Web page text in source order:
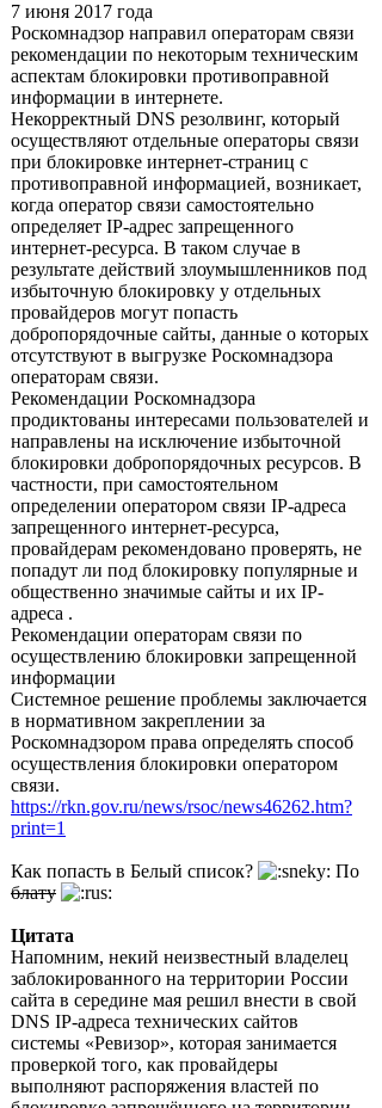
7 июня 2017 года
Роскомнадзор направил операторам связи
рекомендации по некоторым техническим
аспектам блокировки противоправной
информации в интернете.
Некорректный DNS резолвинг, который
осуществляют отдельные операторы связи
при блокировке интернет-страниц с
противоправной информацией, возникает,
когда оператор связи самостоятельно
определяет IP-адрес запрещенного
интернет-ресурса. В таком случае в
результате действий злоумышленников под
избыточную блокировку у отдельных
провайдеров могут попасть
добропорядочные сайты, данные о которых
отсутствуют в выгрузке Роскомнадзора
операторам связи.
Рекомендации Роскомнадзора
продиктованы интересами пользователей и
направлены на исключение избыточной
блокировки добропорядочных ресурсов. В
частности, при самостоятельном
определении оператором связи IP-адреса
запрещенного интернет-ресурса,
провайдерам рекомендовано проверять, не
попадут ли под блокировку популярные и
общественно значимые сайты и их IP-
адреса .
Рекомендации операторам связи по
осуществлению блокировки запрещенной
информации
Системное решение проблемы заключается
в нормативном закреплении за
Роскомнадзором права определять способ
осуществления блокировки оператором
связи.
https://rkn.gov.ru/news/rsoc/news46262.htm?
print=1
Как попасть в Белый список?
По
блату
Цитата
Напомним, некий неизвестный владелец
заблокированного на территории России
сайта в середине мая решил внести в свой
DNS IP-адреса технических сайтов
системы «Ревизор», которая занимается
проверкой того, как провайдеры
выполняют распоряжения властей по